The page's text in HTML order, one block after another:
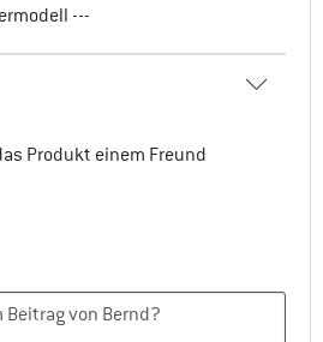
---
Produkt einem Freund